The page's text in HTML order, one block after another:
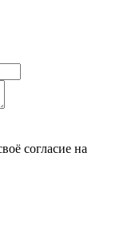
согласие на